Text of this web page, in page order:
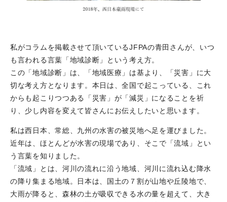
私がコラムを掲載させて頂いているJFPAの青田さんが、いつ
も言われる言葉「地域診断」という考え方。
この「地域診断」は、「地域医療」は基より、「災害」に大
切な考え方となります。本日は、全国で起こっている、これ
からも起こりつつある「災害」が「減災」になることを祈
り、少し内容を変えて皆さんにお伝えしたいと思います。
私は西日本、常総、九州の水害の被災地へ足を運びました。
近年は、ほとんどが水害の現場であり、そこで「流域」とい
う言葉を知りました。
「流域」とは、河川の流れに沿う地域、河川に流れ込む降水
の降り集まる地域。日本は、国土の７割が山地や丘陵地で、
大雨が降ると、森林の土が吸収できる水の量を超えて、大き